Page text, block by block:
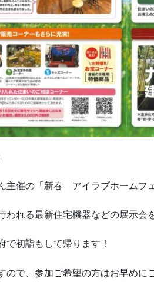
主催の「新春 アイラブホーム
われる最新住宅機器などの展示会
で初詣もして帰ります！
ので、参加ご希望の方はお早めに